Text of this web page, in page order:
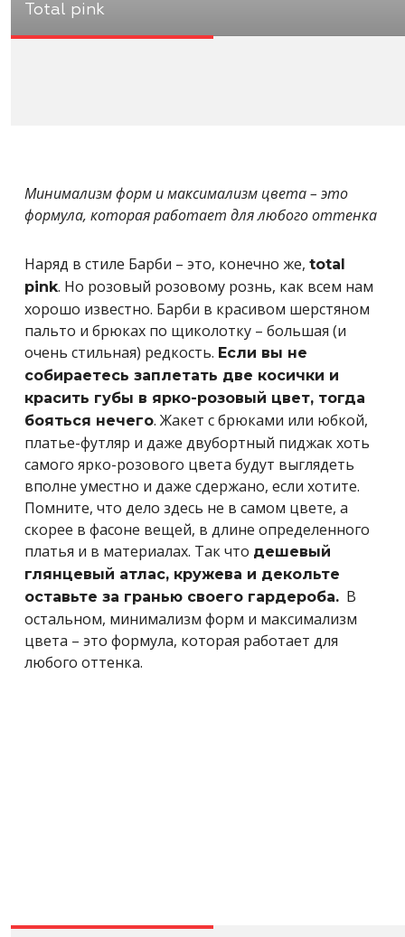
Total pink
Минимализм форм и максимализм цвета – это
формула, которая работает для любого оттенка
Наряд в стиле Барби – это, конечно же, total
pink. Но розовый розовому рознь, как всем нам
хорошо известно. Барби в красивом шерстяном
пальто и брюках по щиколотку – большая (и
очень стильная) редкость. Если вы не
собираетесь заплетать две косички и
красить губы в ярко-розовый цвет, тогда
бояться нечего. Жакет с брюками или юбкой,
платье-футляр и даже двубортный пиджак хоть
самого ярко-розового цвета будут выглядеть
вполне уместно и даже сдержано, если хотите.
Помните, что дело здесь не в самом цвете, а
скорее в фасоне вещей, в длине определенного
платья и в материалах. Так что дешевый
глянцевый атлас, кружева и декольте
оставьте за гранью своего гардероба. В
остальном, минимализм форм и максимализм
цвета – это формула, которая работает для
любого оттенка.